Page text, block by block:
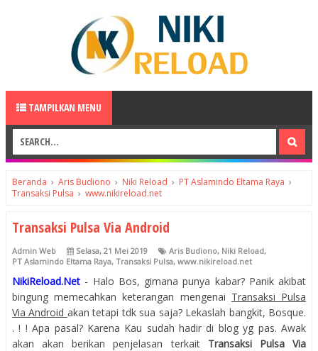
TAMPILKAN MENU
Beranda › Aris Budiono › Niki Reload › PT Aslamindo Eltama Raya ›
Transaksi Pulsa › www.nikireload.net
Transaksi Pulsa Via Android
Admin Web Selasa, 21 Mei 2019 Aris Budiono, Niki Reload,
PT Aslamindo Eltama Raya, Transaksi Pulsa, www.nikireload.net
NikiReload.Net - Halo Bos, gimana punya kabar? Panik akibat
bingung memecahkan keterangan mengenai Transaksi Pulsa
Via Android akan tetapi tdk sua saja? Lekaslah bangkit, Bosque.
. ! ! Apa pasal? Karena Kau sudah hadir di blog yg pas. Awak
akan akan berikan penjelasan terkait Transaksi Pulsa Via